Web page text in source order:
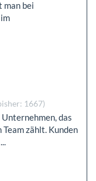
man bei
1667)
das
zählt. Kunden